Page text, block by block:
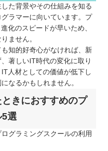
た背景やその仕組みを知る
ラマーに向いています。プ
化のスピードが早いため、
ません。
知的好奇心がなければ、新
著しいIT時代の変化に取り
人材としての価値が低下し
なるかもしれません。
きにおすすめのプ
選
グラミングスクールの利用